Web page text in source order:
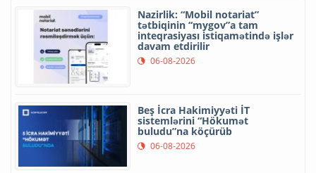
Nazirlik: “Mobil notariat”
tətbiqinin “mygov”a tam
inteqrasiyası istiqamətində işlər
davam etdirilir
06-08-2026
Beş İcra Hakimiyyəti İT
sistemlərini “Hökumət
buludu”na köçürüb
06-08-2026